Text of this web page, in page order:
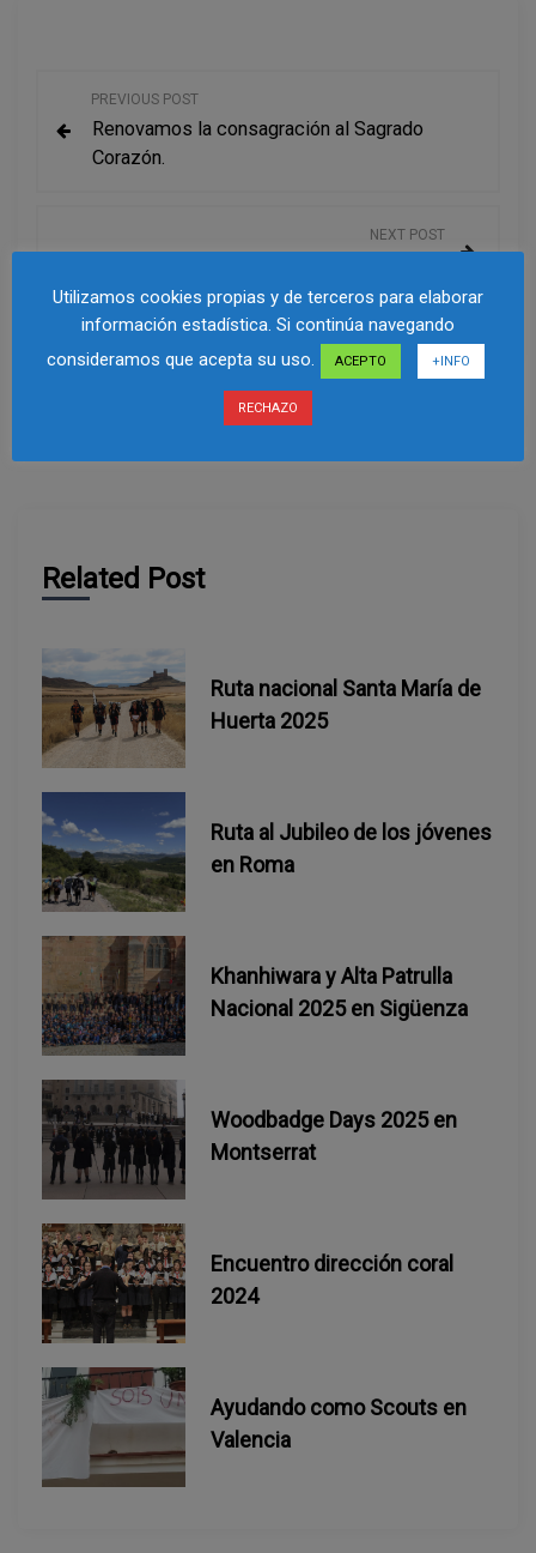
e
g
a
i
n
e
e
n
t
r
a
d
a
s
PREVIOUS POST
Renovamos la consagración al Sagrado
Corazón.
NEXT POST
Related Post
Ruta nacional Santa María de
Huerta 2025
Ruta al Jubileo de los jóvenes
en Roma
Khanhiwara y Alta Patrulla
Nacional 2025 en Sigüenza
Woodbadge Days 2025 en
Montserrat
Encuentro dirección coral
2024
Ayudando como Scouts en
Valencia
Utilizamos cookies propias y de terceros para elaborar
información estadística. Si continúa navegando
consideramos que acepta su uso.
ACEPTO +INFO
RECHAZO